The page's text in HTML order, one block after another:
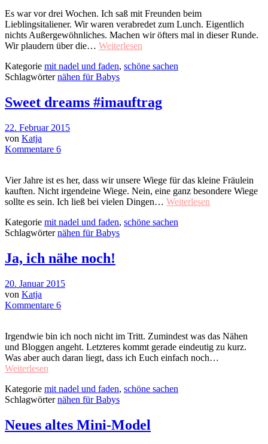
Es war vor drei Wochen. Ich saß mit Freunden beim
Lieblingsitaliener. Wir waren verabredet zum Lunch. Eigentlich
nichts Außergewöhnliches. Machen wir öfters mal in dieser Runde.
Wir plaudern über die… Weiterlesen
Kategorie mit nadel und faden, schöne sachen
Schlagwörternähen für Babys
Sweet dreams #imauftrag
22. Februar 2015
von Katja
Kommentare 6
Vier Jahre ist es her, dass wir unsere Wiege für das kleine Fräulein
kauften. Nicht irgendeine Wiege. Nein, eine ganz besondere Wiege
sollte es sein. Ich ließ bei vielen Dingen… Weiterlesen
Kategorie mit nadel und faden, schöne sachen
Schlagwörternähen für Babys
Ja, ich nähe noch!
20. Januar 2015
von Katja
Kommentare 6
Irgendwie bin ich noch nicht im Tritt. Zumindest was das Nähen
und Bloggen angeht. Letzteres kommt gerade eindeutig zu kurz.
Was aber auch daran liegt, dass ich Euch einfach noch…
Weiterlesen
Kategorie mit nadel und faden, schöne sachen
Schlagwörternähen für Babys
Neues altes Mini-Model